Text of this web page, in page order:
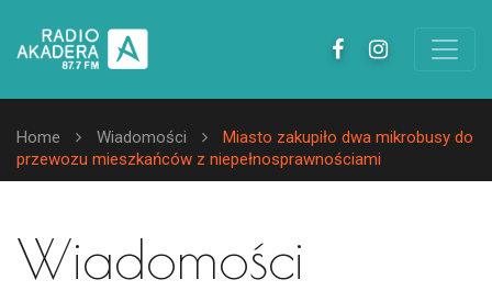
Home Wiadomości
Miasto zakupiło dwa mikrobusy do
przewozu mieszkańców z niepełnosprawnościami
Wiadomości